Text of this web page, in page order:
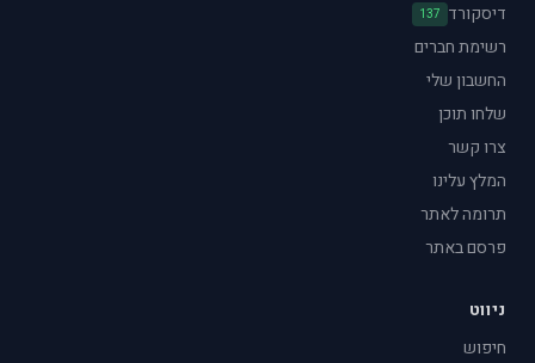
דיסקורד 137
רשימת חברים
החשבון שלי
שלחו תוכן
צרו קשר
המלץ עלינו
תרומה לאתר
פרסם באתר
ניווט
חיפוש